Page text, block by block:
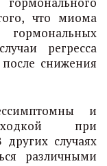
что миома
гормональных
регресса
снижения
и
при
других случаях
различными